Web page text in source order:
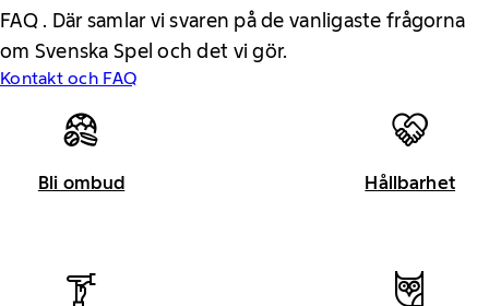
FAQ . Där samlar vi svaren på de vanligaste frågorna
om Svenska Spel och det vi gör.
Kontakt och FAQ
Bli ombud Hållbarhet